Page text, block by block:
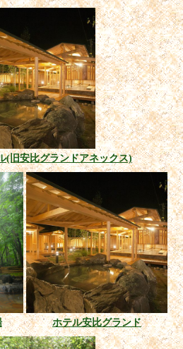
(旧安比グランドアネックス)
ホテル安比グランド